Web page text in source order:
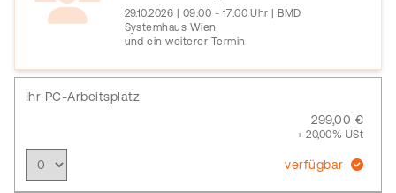
29.10.2026 | 09:00 - 17:00 Uhr | BMD
Systemhaus Wien
und ein weiterer Termin
Ihr PC-Arbeitsplatz
299,00 €
+ 20,00% USt
verfügbar